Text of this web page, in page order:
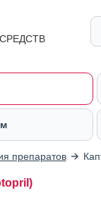
препаратов